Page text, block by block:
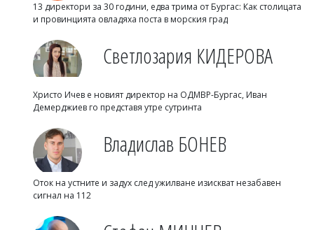
13 директори за 30 години, едва трима от Бургас: Как столицата
и провинцията овладяха поста в морския град
Светлозария КИДЕРОВА
Христо Ичев е новият директор на ОДМВР-Бургас, Иван
Демерджиев го представя утре сутринта
Владислав БОНЕВ
Оток на устните и задух след ужилване изискват незабавен
сигнал на 112